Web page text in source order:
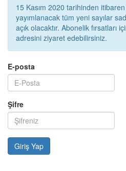
15 Kasım 2020 tarihinden
yayımlanacak tüm yeni sayılar
açık olacaktır. Abonelik fırsatları
adresini ziyaret edebilirsiniz.
E-posta
Şifre